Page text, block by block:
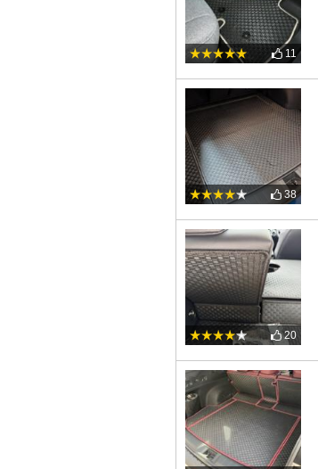
11
38
20